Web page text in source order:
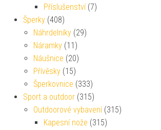
Příslušenství (7)
Šperky (408)
Náhrdelníky (29)
Náramky (11)
Náušnice (20)
Přívěsky (15)
Šperkovnice (333)
Sport a outdoor (315)
Outdoorové vybavení (315)
Kapesní nože (315)